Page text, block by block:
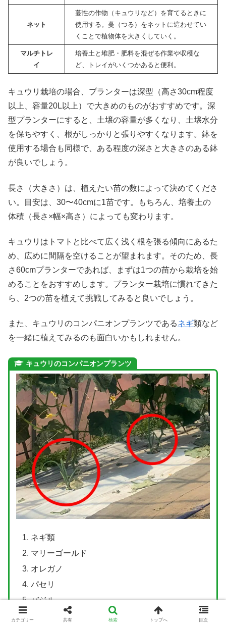
ネット
蔓性の作物（キュウリなど）を育てるときに
使用する。蔓（つる）をネットに這わせてい
くことで植物体を大きくしていく。
マルチトレ
イ
培養土と堆肥・肥料を混ぜる作業や収穫な
ど、トレイがいくつかあると便利。
キュウリ栽培の場合、プランターは深型（高さ30cm程度
以上、容量20L以上）で大きめのものがおすすめです。深
型プランターにすると、土壌の容量が多くなり、土壌水分
を保ちやすく、根がしっかりと張りやすくなります。鉢を
使用する場合も同様で、ある程度の深さと大きさのある鉢
が良いでしょう。
長さ（大きさ）は、植えたい苗の数によって決めてくださ
い。目安は、30〜40cmに1苗です。もちろん、培養土の
体積（長さ×幅×高さ）によっても変わります。
キュウリはトマトと比べて広く浅く根を張る傾向にあるた
め、広めに間隔を空けることが望まれます。そのため、長
さ60cmプランターであれば、まずは1つの苗から栽培を始
めることをおすすめします。プランター栽培に慣れてきた
ら、2つの苗を植えて挑戦してみると良いでしょう。
また、キュウリのコンパニオンプランツであるネギ類など
を一緒に植えてみるのも面白いかもしれません。
キュウリのコンパニオンプランツ
ネギ類
マリーゴールド
オレガノ
パセリ
バジル
カテゴリー 共有 検索 トップへ 目次